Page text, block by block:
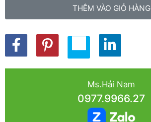
THÊM VÀO GIỎ HÀNG
Ms.Hải Nam
0977.9966.27